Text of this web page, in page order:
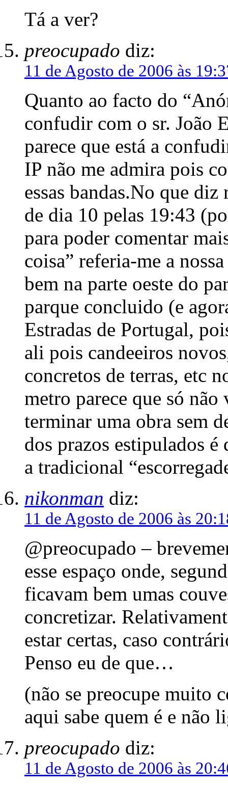
Tá a ver?
preocupado diz:
11 de Agosto de 2006 às
Quanto ao facto do
confudir com o sr. João
parece que está a
IP não me admira pois
essas bandas.No que
de dia 10 pelas 19:43
para poder comentar
coisa” referia-me a
bem na parte oeste do
parque concluido (e
Estradas de Portugal,
ali pois candeeiros
concretos de terras, etc
metro parece que só não
terminar uma obra sem
dos prazos estipulados
a tradicional
nikonman diz:
11 de Agosto de 2006 às
@preocupado –
esse espaço onde,
ficavam bem umas
concretizar.
estar certas, caso
Penso eu de que…
(não se preocupe muito
aqui sabe quem é e não
preocupado diz:
11 de Agosto de 2006 às